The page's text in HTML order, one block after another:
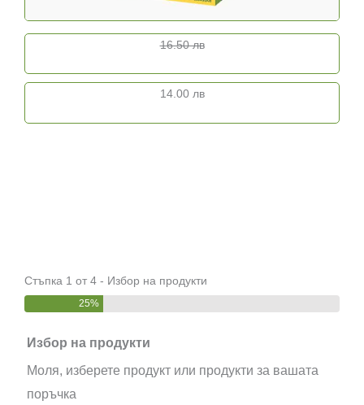
16.50 лв
14.00 лв
Стъпка 1 от 4 - Избор на продукти
25%
Избор на продукти
Моля, изберете продукт или продукти за вашата
поръчка